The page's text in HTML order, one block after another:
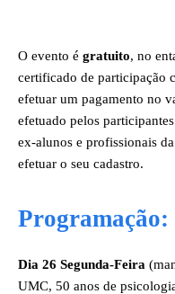
O evento é gratuito, no
certificado de participação
efetuar um pagamento no
efetuado pelos
ex-alunos e profissionais
efetuar o seu cadastro.
Programação:
Dia 26 Segunda-Feira
UMC, 50 anos de